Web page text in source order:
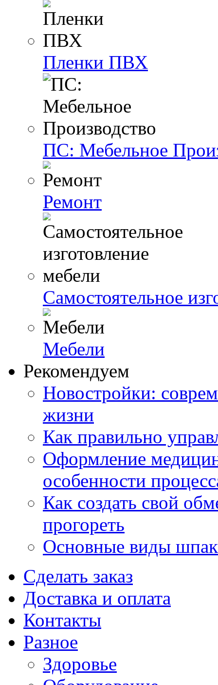
Пленки ПВХ
ПС: Мебельное
Ремонт
Самостоятельное
Мебели
Рекомендуем
Новостройки:
жизни
Как правильно
Оформление
особенности
Как создать свой
прогореть
Основные виды
Сделать заказ
Доставка и оплата
Контакты
Разное
Здоровье